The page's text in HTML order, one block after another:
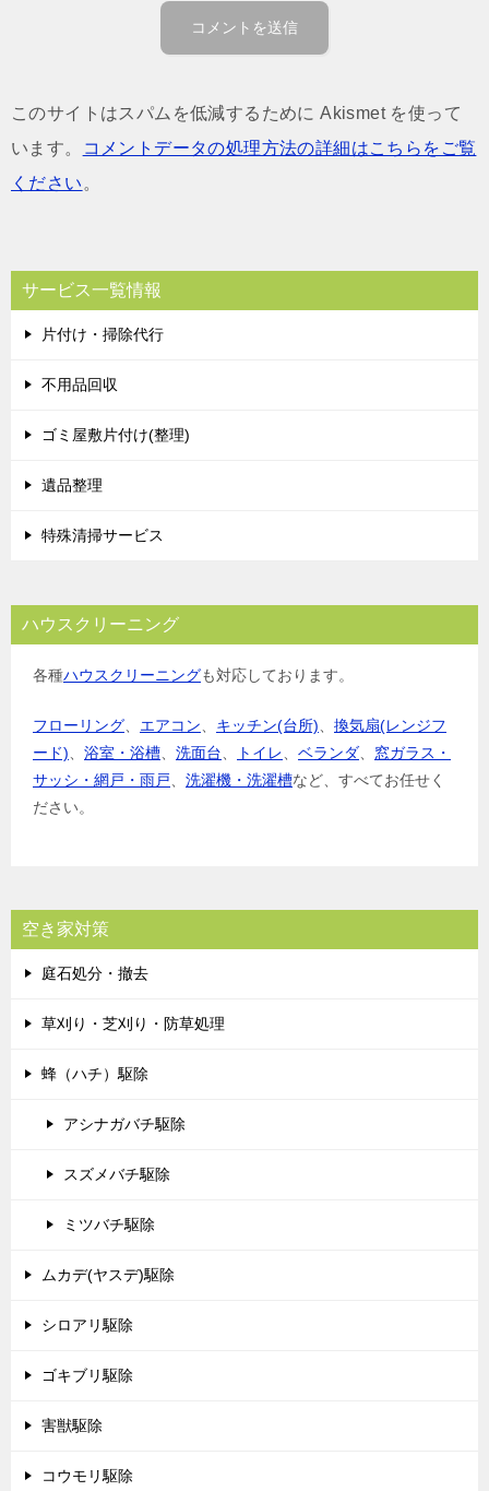
このサイトはスパムを低減するために Akismet を使って
います。
コメントデータの処理方法の詳細はこちらをご覧
ください 。
サービス一覧情報
片付け・掃除代行
不用品回収
ゴミ屋敷片付け(整理)
遺品整理
特殊清掃サービス
ハウスクリーニング
各種ハウスクリーニングも対応しております。
フローリング エアコン キッチン(台所)
換気扇(レンジフ
ード)
浴室・浴槽 洗面台 トイレ ベランダ
窓ガラス・
サッシ・網戸・雨戸
洗濯機・洗濯槽など、すべてお任せく
ださい。
空き家対策
庭石処分・撤去
草刈り・芝刈り・防草処理
蜂（ハチ）駆除
アシナガバチ駆除
スズメバチ駆除
ミツバチ駆除
ムカデ(ヤスデ)駆除
シロアリ駆除
ゴキブリ駆除
害獣駆除
コウモリ駆除